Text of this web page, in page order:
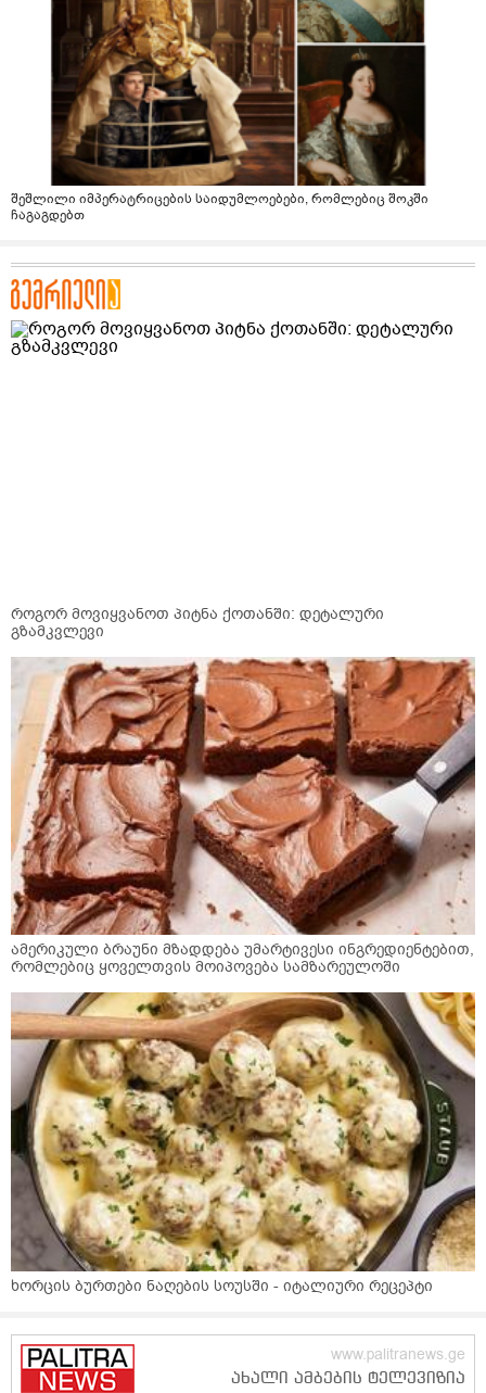
შეშლილი იმპერატრიცების საიდუმლოებები, რომლებიც შოკში
ჩაგაგდებთ
როგორ მოვიყვანოთ პიტნა ქოთანში: დეტალური
გზამკვლევი
ამერიკული ბრაუნი მზადდება უმარტივესი ინგრედიენტებით,
რომლებიც ყოველთვის მოიპოვება სამზარეულოში
ხორცის ბურთები ნაღების სოუსში - იტალიური რეცეპტი